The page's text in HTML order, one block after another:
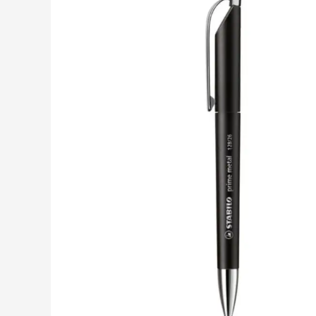
Toon submenu voor
Toon submenu voor
Toon submenu voor
Toon submenu voor
Toon submenu voor
Toon submenu voor
Toon submenu voor